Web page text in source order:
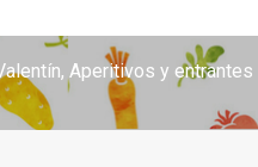
Aperitivos y entrantes